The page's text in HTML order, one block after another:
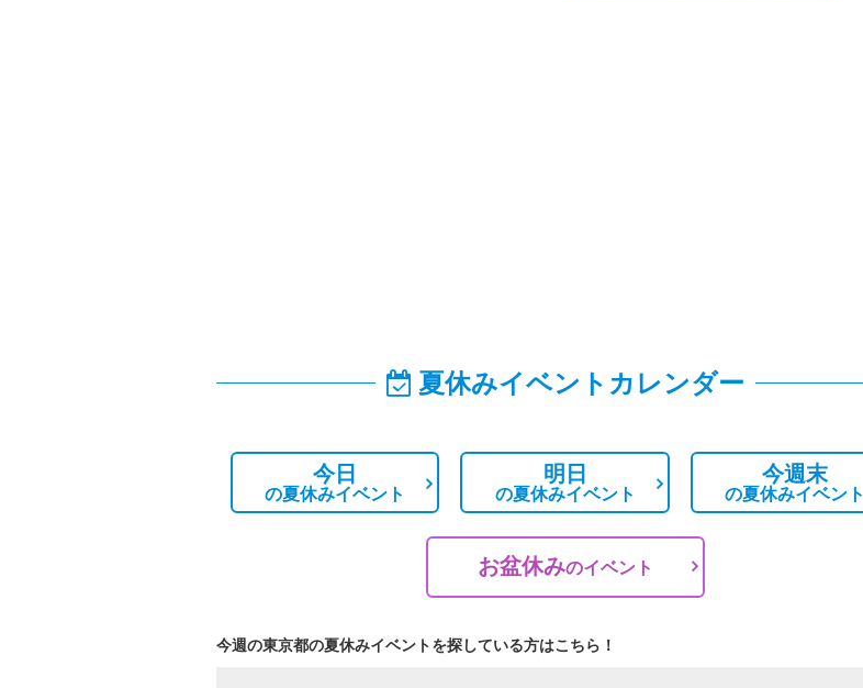
夏休みイベントカレンダー
今日
の夏休みイベント
明日
の夏休みイベント
今週末
の夏休みイベント
お盆休みのイベント
今週の東京都の夏休みイベントを探している方はこちら！